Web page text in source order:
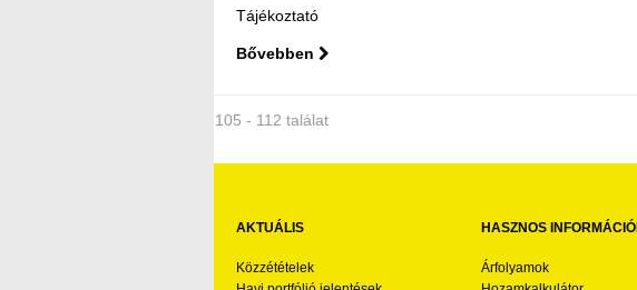
Tájékoztató
Bővebben
105 - 112 találat
AKTUÁLIS
Közzétételek
HASZNOS
Árfolyamok